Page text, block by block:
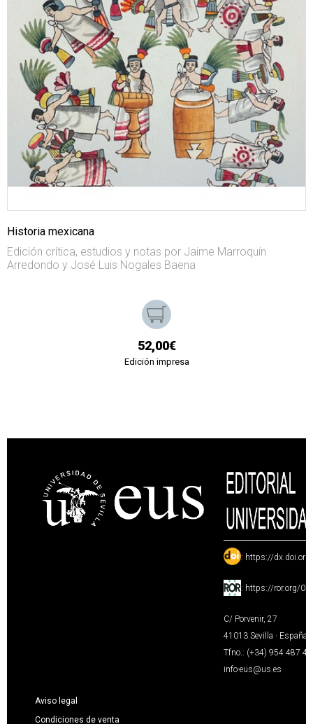
Historia mexicana
Edición crítica, estudios y notas por Jaime Marroquín
Arredondo y José Luis Nogales Baena
52,00€
Edición impresa
: https://
: https://ror.org/
C/ Porvenir, 27
41013 Sevilla · España
Tfno.: (+34) 954 487
info-eus@us.es
Aviso legal
Condiciones de venta